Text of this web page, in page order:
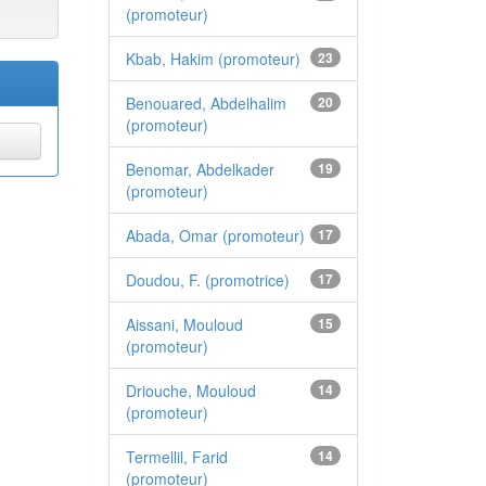
(promoteur)
23
Kbab, Hakim (promoteur)
20
Benouared, Abdelhalim
(promoteur)
19
Benomar, Abdelkader
(promoteur)
17
Abada, Omar (promoteur)
17
Doudou, F. (promotrice)
15
Aissani, Mouloud
(promoteur)
14
Driouche, Mouloud
(promoteur)
14
Termellil, Farid
(promoteur)